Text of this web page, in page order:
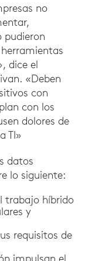
no
pudieron
dice el
«Deben
con
con los
dolores de
TI»
datos
lo siguiente:
trabajo híbrido
y
requisitos de
impulsan el